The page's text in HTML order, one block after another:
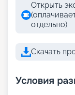
Открыть
отдельно)
Скачать
Условия